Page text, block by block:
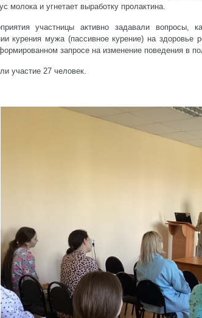
молока и угнетает выработку пролактина.
участницы активно задавали вопросы,
курения мужа (пассивное курение) на здоровье
запросе на изменение поведения в
участие 27 человек.